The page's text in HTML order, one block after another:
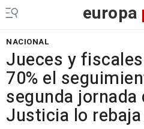
europa
NACIONAL
Jueces y
70% el
segunda jornada
Justicia lo rebaja